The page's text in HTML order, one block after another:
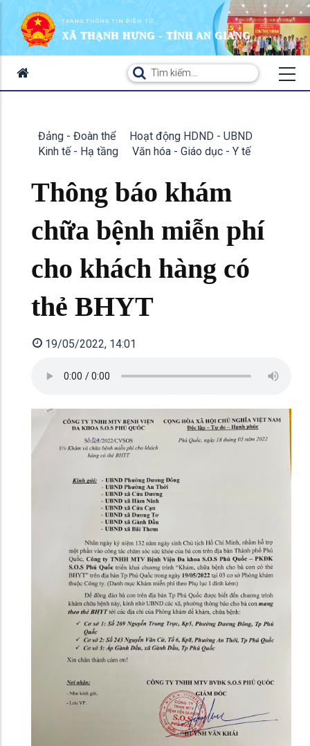
TRANG THÔNG TIN ĐIỆN TỬ
XÃ THẠNH HƯNG - TỈNH AN GIANG
Đảng - Đoàn thể
Hoạt động HDND - UBND
Kinh tế - Hạ tầng
Văn hóa - Giáo dục - Y tế
Thông báo khám
chữa bệnh miễn phí
cho khách hàng có
thẻ BHYT
19/05/2022, 14:01